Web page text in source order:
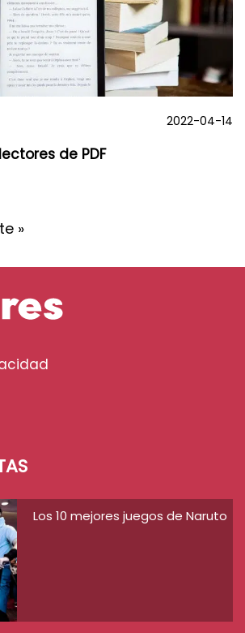
2022-04-14
de PDF
»
Los 10 mejores juegos de Naruto